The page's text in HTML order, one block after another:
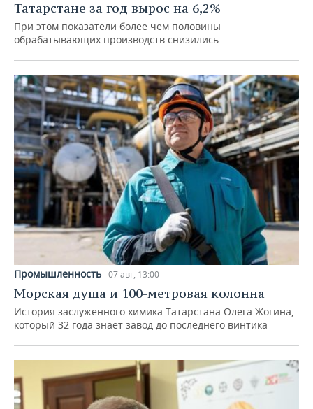
Татарстане за год вырос на 6,2%
При этом показатели более чем половины
обрабатывающих производств снизились
Промышленность 07 авг, 13:00
Морская душа и 100-метровая колонна
История заслуженного химика Татарстана Олега Жогина,
который 32 года знает завод до последнего винтика